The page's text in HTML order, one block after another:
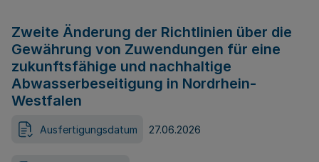
Zweite Änderung der Richtlinien über die
Gewährung von Zuwendungen für eine
zukunftsfähige und nachhaltige
Abwasserbeseitigung in Nordrhein-
Westfalen
Ausfertigungsdatum 27.06.2026